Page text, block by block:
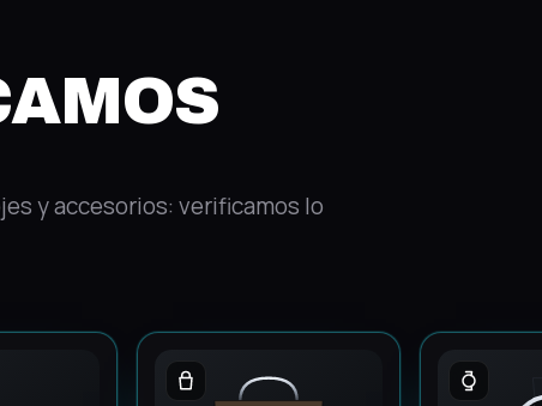
y accesorios: verificamos lo